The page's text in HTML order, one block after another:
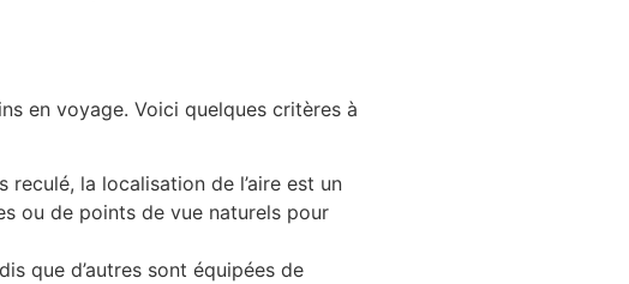
en voyage. Voici quelques critères à
la localisation de l’aire est un
ou de points de vue naturels pour
que d’autres sont équipées de